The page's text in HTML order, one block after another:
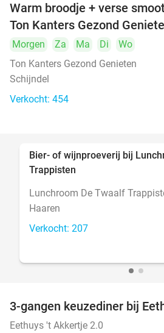
Warm broodje + verse
Ton Kanters Gezond
Morgen Za Ma Di
Wo
Ton Kanters Gezond Genieten
Schijndel
Verkocht: 454
Bier- of wijnproeverij bij
Trappisten
Lunchroom De Twaalf
Haaren
Verkocht: 207
3-gangen keuzediner bij
Eethuys 't Akkertje 2.0